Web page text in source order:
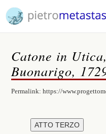
Catone in
Buonarigo,
Permalink:https://